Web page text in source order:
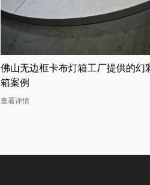
珠海卡布灯箱店的幻彩灯箱助力广
司的定制需求
查看详情